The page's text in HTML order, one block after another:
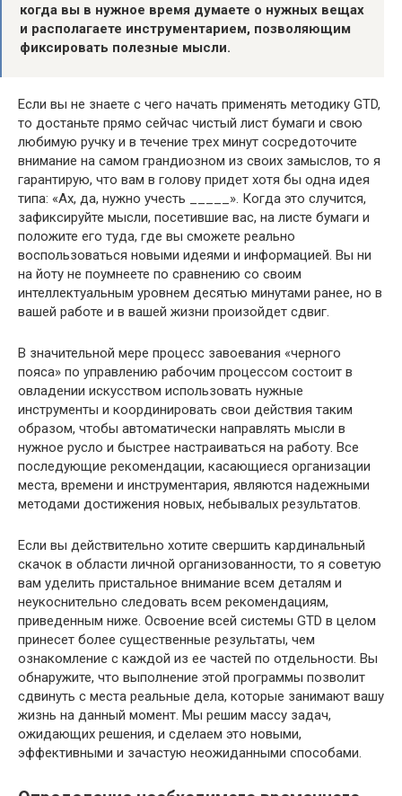
когда вы в нужное время думаете о нужных вещах
и располагаете инструментарием, позволяющим
фиксировать полезные мысли.
Если вы не знаете с чего начать применять методику GTD,
то достаньте прямо сейчас чистый лист бумаги и свою
любимую ручку и в течение трех минут сосредоточите
внимание на самом грандиозном из своих замыслов, то я
гарантирую, что вам в голову придет хотя бы одна идея
типа: «Ах, да, нужно учесть _____». Когда это случится,
зафиксируйте мысли, посетившие вас, на листе бумаги и
положите его туда, где вы сможете реально
воспользоваться новыми идеями и информацией. Вы ни
на йоту не поумнеете по сравнению со своим
интеллектуальным уровнем десятью минутами ранее, но в
вашей работе и в вашей жизни произойдет сдвиг.
В значительной мере процесс завоевания «черного
пояса» по управлению рабочим процессом состоит в
овладении искусством использовать нужные
инструменты и координировать свои действия таким
образом, чтобы автоматически направлять мысли в
нужное русло и быстрее настраиваться на работу. Все
последующие рекомендации, касающиеся организации
места, времени и инструментария, являются надежными
методами достижения новых, небывалых результатов.
Если вы действительно хотите свершить кардинальный
скачок в области личной организованности, то я советую
вам уделить пристальное внимание всем деталям и
неукоснительно следовать всем рекомендациям,
приведенным ниже. Освоение всей системы GTD в целом
принесет более существенные результаты, чем
ознакомление с каждой из ее частей по отдельности. Вы
обнаружите, что выполнение этой программы позволит
сдвинуть с места реальные дела, которые занимают вашу
жизнь на данный момент. Мы решим массу задач,
ожидающих решения, и сделаем это новыми,
эффективными и зачастую неожиданными способами.